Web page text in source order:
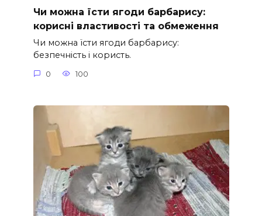
Чи можна їсти ягоди барбарису:
корисні властивості та обмеження
Чи можна їсти ягоди барбарису:
безпечність і користь.
0 100